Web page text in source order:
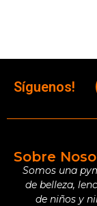
Síguenos!
Sobre
Somos una
de belleza,
de niños y